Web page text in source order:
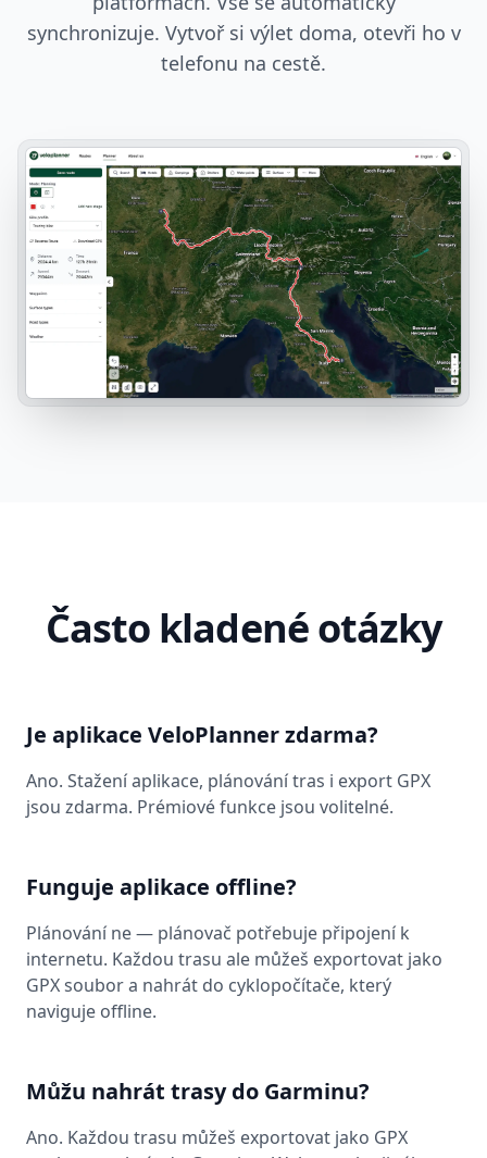
synchronizuje. Vytvoř si výlet doma, otevři ho v
telefonu na cestě.
Často kladené otázky
Je aplikace VeloPlanner zdarma?
Ano. Stažení aplikace, plánování tras i export GPX
jsou zdarma. Prémiové funkce jsou volitelné.
Funguje aplikace offline?
Plánování ne — plánovač potřebuje připojení k
internetu. Každou trasu ale můžeš exportovat jako
GPX soubor a nahrát do cyklopočítače, který
naviguje offline.
Můžu nahrát trasy do Garminu?
Ano. Každou trasu můžeš exportovat jako GPX